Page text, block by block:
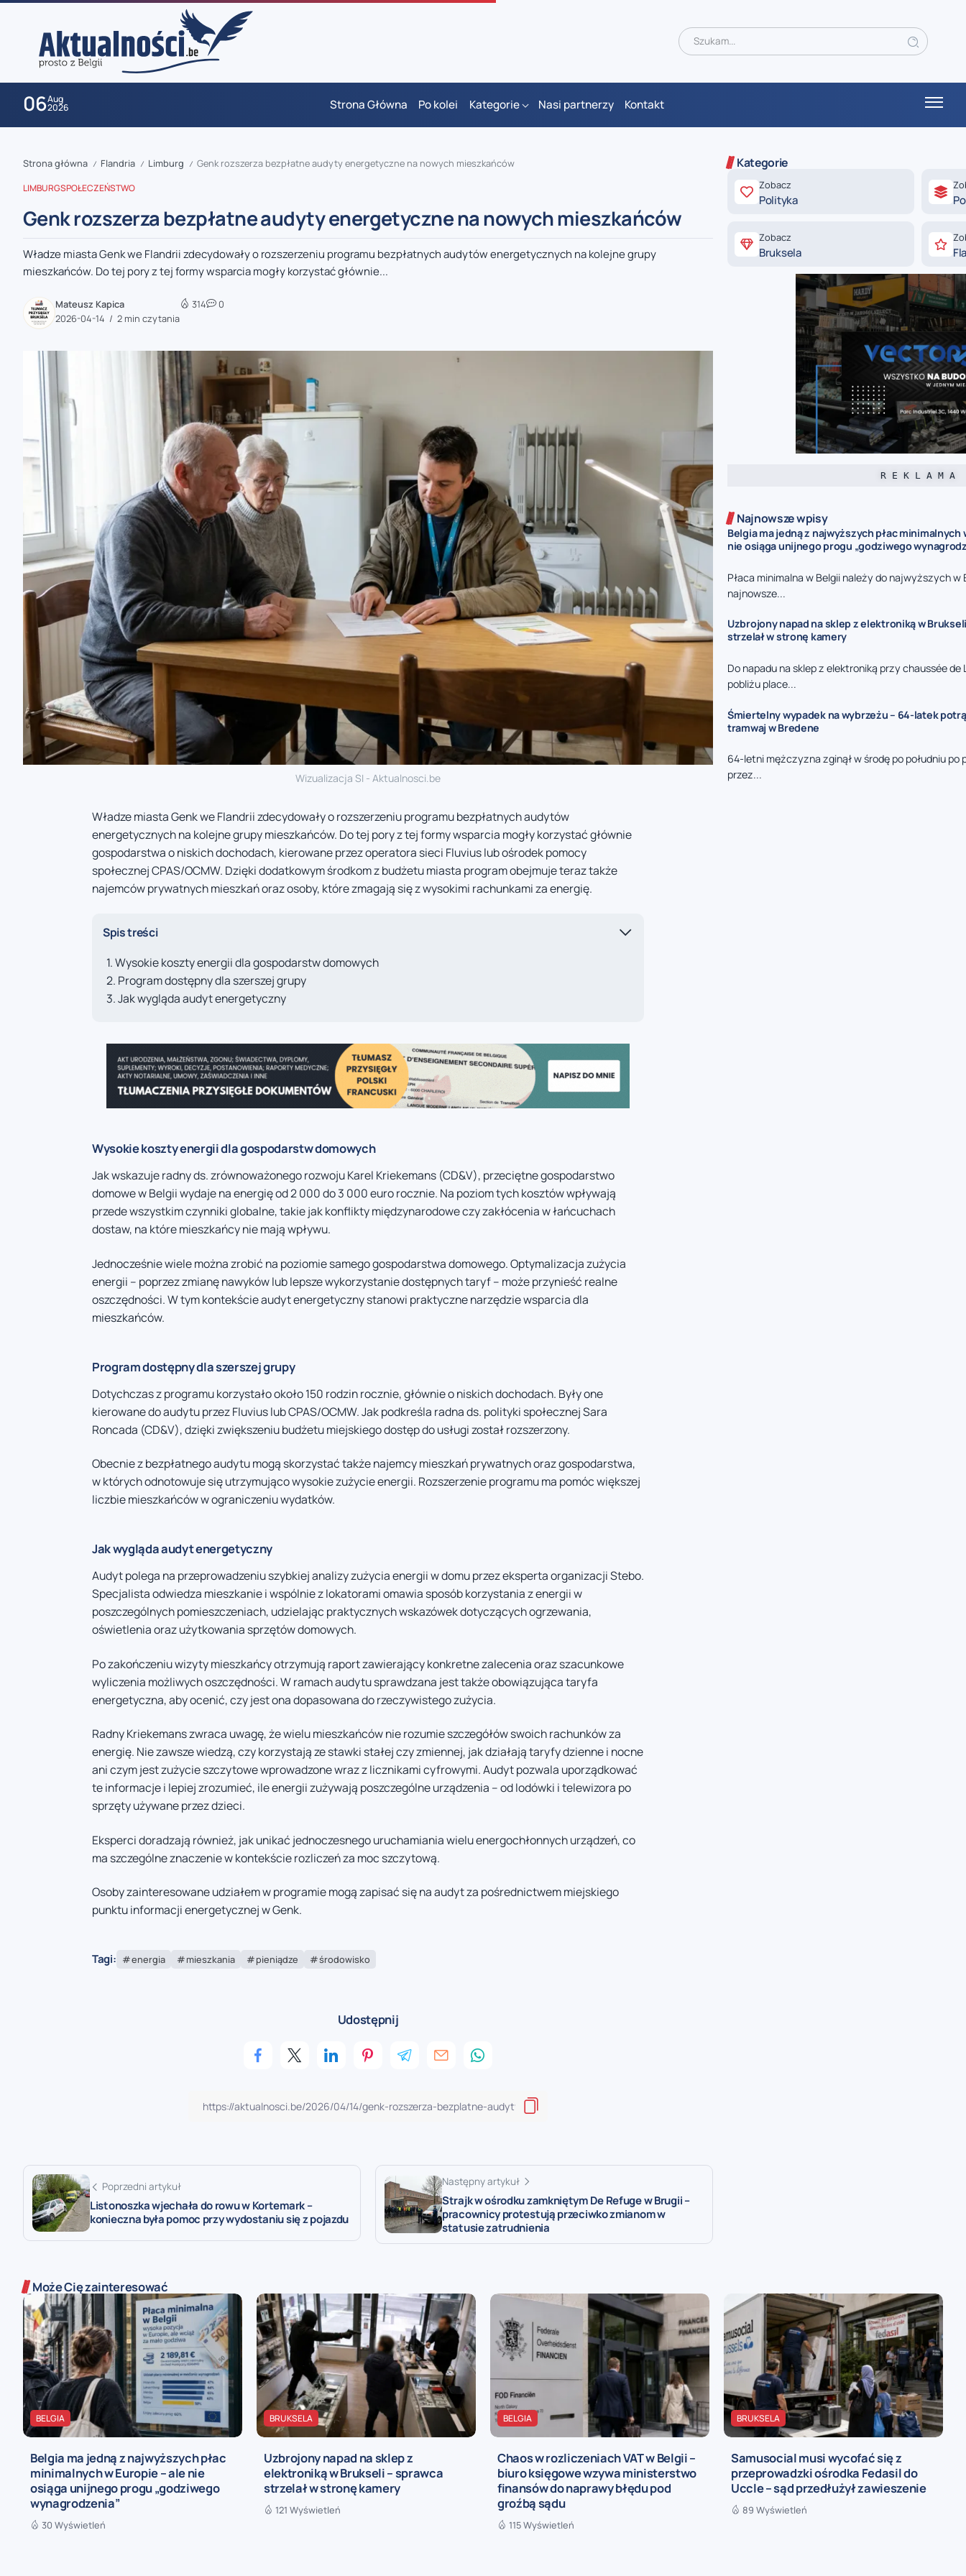
06Aug
2026 Strona Główna Po kolei Kategorie Nasi partnerzy Kontakt
zaobserwuj nas
zaobserwuj nas
zaobserwuj nas
zaobserwuj nas
zaobserwuj nas
Strona główna / Flandria / Limburg / Genk rozszerza bezpłatne audyty energetyczne na nowych mieszkańców
LIMBURGSPOŁECZEŃSTWO
Genk rozszerza bezpłatne audyty energetyczne na nowych mieszkańców
Władze miasta Genk we Flandrii zdecydowały o rozszerzeniu programu bezpłatnych audytów energetycznych na kolejne grupy
mieszkańców. Do tej pory z tej formy wsparcia mogły korzystać głównie...
Mateusz Kapica
2026-04-14
2 min czytania
314 0
Wizualizacja SI - Aktualnosci.be
Władze miasta Genk we Flandrii zdecydowały o rozszerzeniu programu bezpłatnych audytów
energetycznych na kolejne grupy mieszkańców. Do tej pory z tej formy wsparcia mogły korzystać głównie
gospodarstwa o niskich dochodach, kierowane przez operatora sieci Fluvius lub ośrodek pomocy
społecznej CPAS/OCMW. Dzięki dodatkowym środkom z budżetu miasta program obejmuje teraz także
najemców prywatnych mieszkań oraz osoby, które zmagają się z wysokimi rachunkami za energię.
Spis treści
Wysokie koszty energii dla gospodarstw domowych
Program dostępny dla szerszej grupy
Jak wygląda audyt energetyczny
Wysokie koszty energii dla gospodarstw domowych
Jak wskazuje radny ds. zrównoważonego rozwoju Karel Kriekemans (CD&V), przeciętne gospodarstwo
domowe w Belgii wydaje na energię od 2 000 do 3 000 euro rocznie. Na poziom tych kosztów wpływają
przede wszystkim czynniki globalne, takie jak konflikty międzynarodowe czy zakłócenia w łańcuchach
dostaw, na które mieszkańcy nie mają wpływu.
Jednocześnie wiele można zrobić na poziomie samego gospodarstwa domowego. Optymalizacja zużycia
energii – poprzez zmianę nawyków lub lepsze wykorzystanie dostępnych taryf – może przynieść realne
oszczędności. W tym kontekście audyt energetyczny stanowi praktyczne narzędzie wsparcia dla
mieszkańców.
Program dostępny dla szerszej grupy
Dotychczas z programu korzystało około 150 rodzin rocznie, głównie o niskich dochodach. Były one
kierowane do audytu przez Fluvius lub CPAS/OCMW. Jak podkreśla radna ds. polityki społecznej Sara
Roncada (CD&V), dzięki zwiększeniu budżetu miejskiego dostęp do usługi został rozszerzony.
Obecnie z bezpłatnego audytu mogą skorzystać także najemcy mieszkań prywatnych oraz gospodarstwa,
w których odnotowuje się utrzymująco wysokie zużycie energii. Rozszerzenie programu ma pomóc większej
liczbie mieszkańców w ograniczeniu wydatków.
Jak wygląda audyt energetyczny
Audyt polega na przeprowadzeniu szybkiej analizy zużycia energii w domu przez eksperta organizacji Stebo.
Specjalista odwiedza mieszkanie i wspólnie z lokatorami omawia sposób korzystania z energii w
poszczególnych pomieszczeniach, udzielając praktycznych wskazówek dotyczących ogrzewania,
oświetlenia oraz użytkowania sprzętów domowych.
Po zakończeniu wizyty mieszkańcy otrzymują raport zawierający konkretne zalecenia oraz szacunkowe
wyliczenia możliwych oszczędności. W ramach audytu sprawdzana jest także obowiązująca taryfa
energetyczna, aby ocenić, czy jest ona dopasowana do rzeczywistego zużycia.
Radny Kriekemans zwraca uwagę, że wielu mieszkańców nie rozumie szczegółów swoich rachunków za
energię. Nie zawsze wiedzą, czy korzystają ze stawki stałej czy zmiennej, jak działają taryfy dzienne i nocne
ani czym jest zużycie szczytowe wprowadzone wraz z licznikami cyfrowymi. Audyt pozwala uporządkować
te informacje i lepiej zrozumieć, ile energii zużywają poszczególne urządzenia – od lodówki i telewizora po
sprzęty używane przez dzieci.
Eksperci doradzają również, jak unikać jednoczesnego uruchamiania wielu energochłonnych urządzeń, co
ma szczególne znaczenie w kontekście rozliczeń za moc szczytową.
Osoby zainteresowane udziałem w programie mogą zapisać się na audyt za pośrednictwem miejskiego
punktu informacji energetycznej w Genk.
Tagi: energia mieszkania pieniądze środowisko
Udostępnij
Poprzedni artykuł
Listonoszka wjechała do rowu w Kortemark –
konieczna była pomoc przy wydostaniu się z pojazdu
Następny artykuł
Strajk w ośrodku zamkniętym De Refuge w Brugii –
pracownicy protestują przeciwko zmianom w
statusie zatrudnienia
Kategorie
Zobacz
Polityka
Zobacz
Bruksela
R E K L A M A
Najnowsze wpisy
Belgia ma jedną z najwyższych płac minimalnych
nie osiąga unijnego progu „godziwego
Płaca minimalna w Belgii należy do najwyższych w
najnowsze...
Uzbrojony napad na sklep z elektroniką w
strzelał w stronę kamery
Do napadu na sklep z elektroniką przy chaussée de
pobliżu place...
Śmiertelny wypadek na wybrzeżu – 64-latek
tramwaj w Bredene
64-letni mężczyzna zginął w środę po południu po
przez...
Może Cię zainteresować
BELGIA
Belgia ma jedną z najwyższych płac
minimalnych w Europie – ale nie
osiąga unijnego progu „godziwego
wynagrodzenia”
30 Wyświetleń
BRUKSELA
Uzbrojony napad na sklep z
elektroniką w Brukseli – sprawca
strzelał w stronę kamery
121 Wyświetleń
BELGIA
Chaos w rozliczeniach VAT w Belgii –
biuro księgowe wzywa ministerstwo
finansów do naprawy błędu pod
groźbą sądu
115 Wyświetleń
BRUKSELA
Samusocial musi wycofać się z
przeprowadzki ośrodka Fedasil do
Uccle – sąd przedłużył zawieszenie
89 Wyświetleń